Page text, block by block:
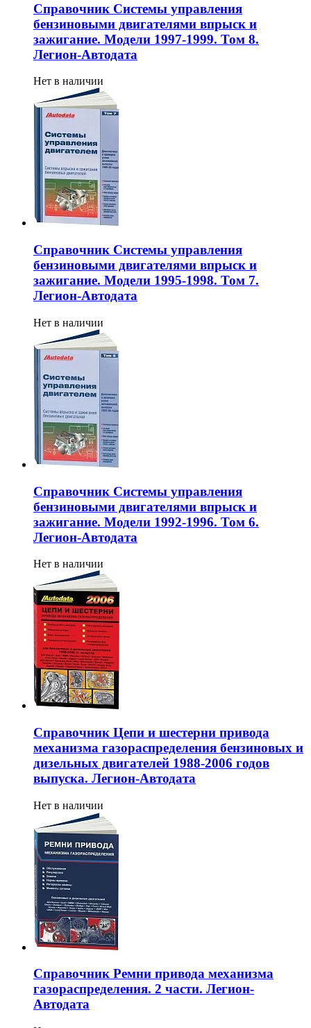
Справочник Системы управления
бензиновыми двигателями впрыск и
зажигание. Модели 1997-1999. Том 8.
Легион-Aвтодата
Нет в наличии
Справочник Системы управления
бензиновыми двигателями впрыск и
зажигание. Модели 1995-1998. Том 7.
Легион-Aвтодата
Нет в наличии
Справочник Системы управления
бензиновыми двигателями впрыск и
зажигание. Модели 1992-1996. Том 6.
Легион-Aвтодата
Нет в наличии
Справочник Цепи и шестерни привода
механизма газораспределения бензиновых и
дизельных двигателей 1988-2006 годов
выпуска. Легион-Aвтодата
Нет в наличии
Справочник Ремни привода механизма
газораспределения. 2 части. Легион-
Aвтодата